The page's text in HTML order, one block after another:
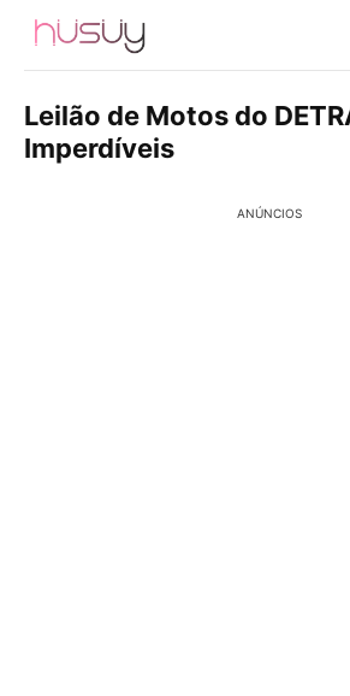
Leilão de Motos do
Imperdíveis
ANÚNCIOS